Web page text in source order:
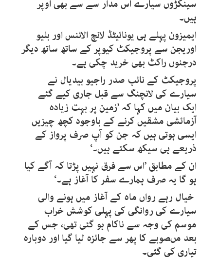
سینکڑوں سیارے اس مدار سے سے بھی اوپر
ہیں۔
ایمیزون پہلے ہی یونائیٹڈ لانچ الائنس اور بلیو
اوریجن سے پروجیکٹ کیوپر کے ساتھ ساتھ دیگر
درجنوں راکٹ بھی خرید چکی ہے۔
پروجیکٹ کے نائب صدر راجیو بیدیال نے
سیارے کی لانچنگ سے قبل جاری کیے گئے
ایک بیان میں کہا کہ ’زمین پر بہت زیادہ
آزمائشی مشقیں کرنے کے باوجود کچھ چیزیں
ایسی ہوتی ہیں کہ جن کو آپ صرف پرواز کے
ذریعے ہی سیکھ سکتے ہیں۔‘
ان کے مطابق ’اس سے فرق نہیں پڑتا کہ آگے کیا
ہو گا یہ صرف ہمارے سفر کا آغاز ہے۔‘
خیال رہے رواں ماہ کے آغاز میں ہونے والی
سیارے کی روانگی کی پہلی کوشش خراب
موسم کی وجہ سے ناکام ہو گئی تھی، جس کے
بعد مںصوبے کا پھر سے جائزہ لیا گیا اور دوبارہ
تیاری کی گئی۔